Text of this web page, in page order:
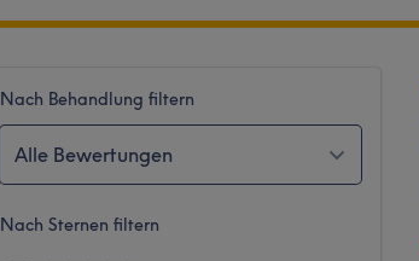
Nach Behandlung filtern
Alle Bewertungen
Nach Sternen filtern